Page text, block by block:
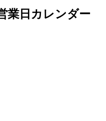
業日カレンダー